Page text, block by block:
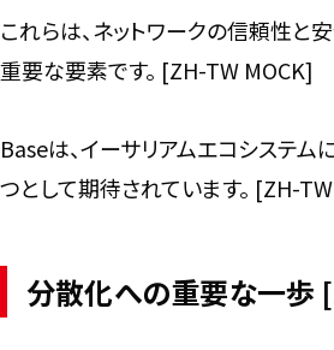
これらは、ネットワークの信頼性と
重要な要素です。 [ZH-TW MOCK]
Baseは、イーサリアムエコシステ
つとして期待されています。 [ZH-
分散化への重要な一歩